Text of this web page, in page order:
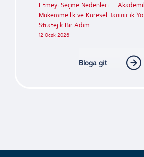
Etmeyi Seçme Nedenleri —
Mükemmellik ve Küresel Tanınırlık
Stratejik Bir Adım
12 Ocak 2026
Bloga git